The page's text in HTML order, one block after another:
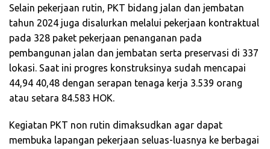
Selain pekerjaan rutin, PKT bidang jalan dan jembatan
tahun 2024 juga disalurkan melalui pekerjaan kontraktual
pada 328 paket pekerjaan penanganan pada
pembangunan jalan dan jembatan serta preservasi di 337
lokasi. Saat ini progres konstruksinya sudah mencapai
44,94 40,48 dengan serapan tenaga kerja 3.539 orang
atau setara 84.583 HOK.
Kegiatan PKT non rutin dimaksudkan agar dapat
membuka lapangan pekerjaan seluas-luasnya ke berbagai